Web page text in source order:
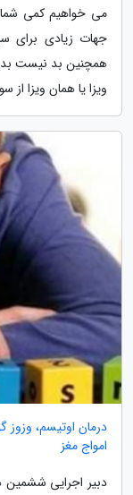
می خواهیم کمی
جهات زیادی برای
همچنین بد نیست
ویزا یا همان ویزا
درمان اوتیسم،
امواج مغز
دبیر اجرایی ششمین